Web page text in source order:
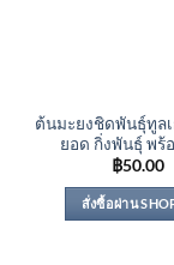
ต้นมะยงชิดพันธุ์ทูลเ
ยอด กิ่งพันธุ์ พร้
฿50.00
สั่งซื้อผ่าน